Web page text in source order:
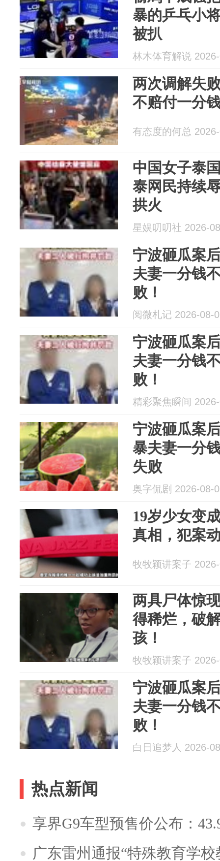
暴的乒乓小
被扒
林木体育解说
两次调解失
不赔付一分
有态度的何总
中国女子泰
泰网民持续
拱火
星娱叨叨社 2026-
宁波砸瓜案
夫妻一分钱
败！
阅微札记 2026-08-
宁波砸瓜案
夫妻一分钱
败！
精彩聚焦瞬间
宁波砸瓜案
暴夫妻一分
失败
奥字侃剧 2026-08-
19岁少女变
真相，犯案
牧牧颖讲案子
两具尸体惊
得稀烂，破
孩！
牧牧颖讲案子
宁波砸瓜案
夫妻一分钱
败！
白日追梦人 2026-
热点新闻
享界G9车型预售价公布：
广东雷州通报“特殊教育学